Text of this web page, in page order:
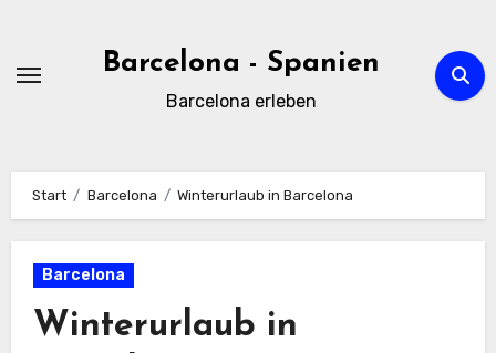
springen
Barcelona - Spanien
Barcelona erleben
Start Barcelona Winterurlaub in Barcelona
Barcelona
Winterurlaub in